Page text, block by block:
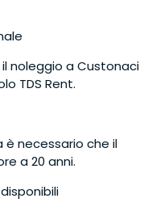
noleggio a Custonaci
TDS Rent.
è necessario che il
a 20 anni.